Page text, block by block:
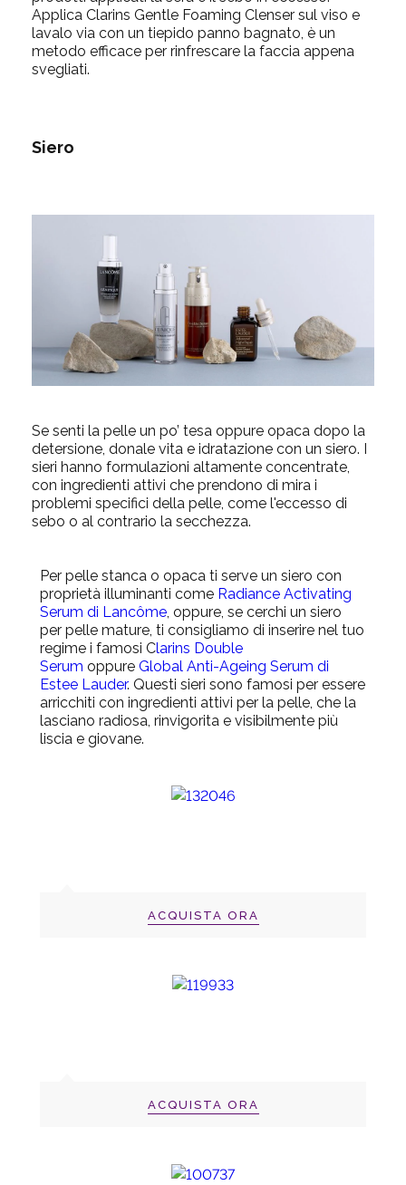
Applica Clarins Gentle Foaming Clenser sul viso e
lavalo via con un tiepido panno bagnato, è un
metodo efficace per rinfrescare la faccia appena
svegliati.
Siero
Se senti la pelle un po’ tesa oppure opaca dopo la
detersione, donale vita e idratazione con un siero. I
sieri hanno formulazioni altamente concentrate,
con ingredienti attivi che prendono di mira i
problemi specifici della pelle, come l'eccesso di
sebo o al contrario la secchezza.
Per pelle stanca o opaca ti serve un siero con
proprietà illuminanti come Radiance Activating
Serum di Lancôme, oppure, se cerchi un siero
per pelle mature, ti consigliamo di inserire nel tuo
regime i famosi Clarins Double
Serum oppure Global Anti-Ageing Serum di
Estee Lauder. Questi sieri sono famosi per essere
arricchiti con ingredienti attivi per la pelle, che la
lasciano radiosa, rinvigorita e visibilmente più
liscia e giovane.
ACQUISTA ORA
ACQUISTA ORA